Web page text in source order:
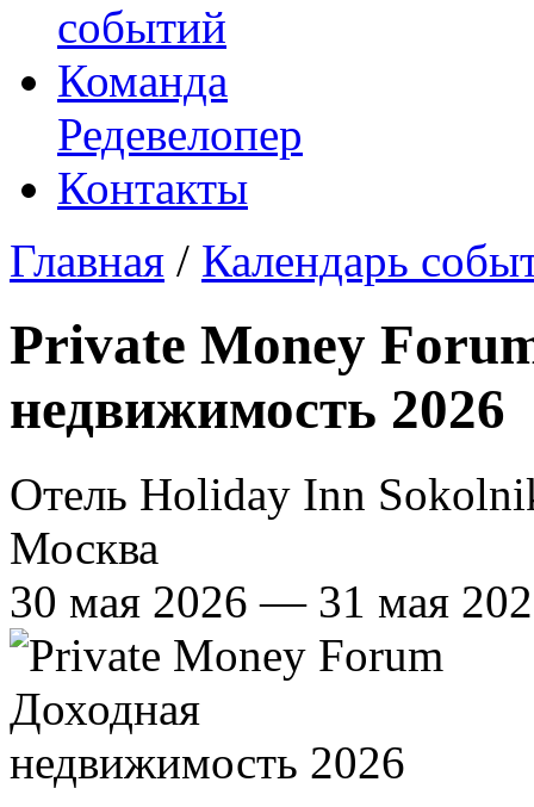
событий
Команда
Редевелопер
Контакты
Главная / Календарь
Private Money
недвижимость 2026
Отель Holiday Inn
Москва
30 мая 2026 — 31 мая